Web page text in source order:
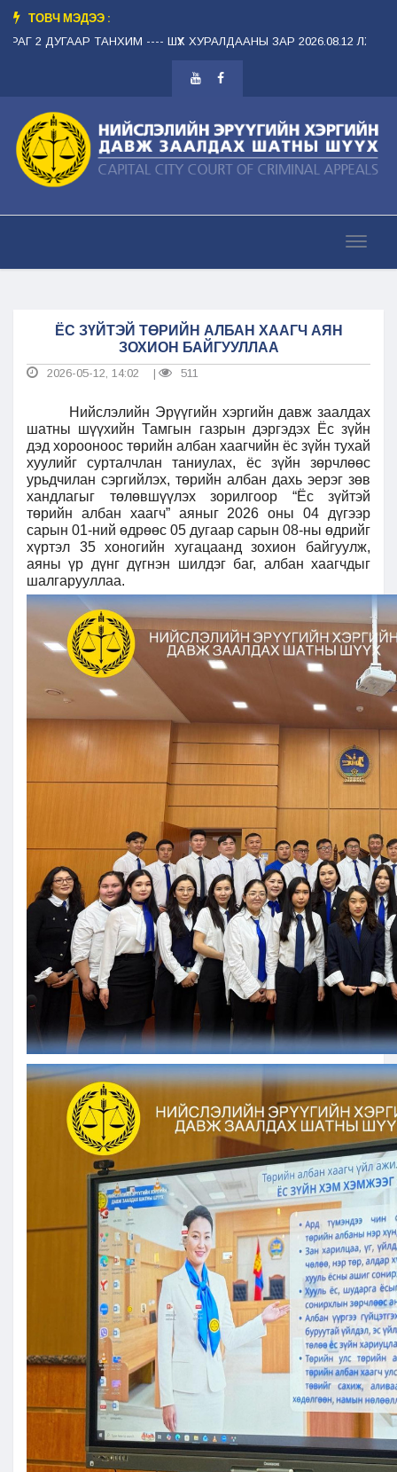
ТОВЧ МЭДЭЭ :
-- -- ШҮҮХ ХУРАЛДААНЫ ЗАР 2026.08.12 ЛХАГВА ГАРАГ 2 ДУГААР
ЁС ЗҮЙТЭЙ ТӨРИЙН АЛБАН ХААГЧ АЯН
ЗОХИОН БАЙГУУЛЛАА
2026-05-12, 14:02 | 511
Нийслэлийн Эрүүгийн хэргийн давж заалдах
шатны шүүхийн Тамгын газрын дэргэдэх Ёс зүйн
дэд хорооноос төрийн албан хаагчийн ёс зүйн тухай
хуулийг сурталчлан таниулах, ёс зүйн зөрчлөөс
урьдчилан сэргийлэх, төрийн албан дахь эерэг зөв
хандлагыг төлөвшүүлэх зорилгоор “Ёс зүйтэй
төрийн албан хаагч” аяныг 2026 оны 04 дүгээр
сарын 01-ний өдрөөс 05 дугаар сарын 08-ны өдрийг
хүртэл 35 хоногийн хугацаанд зохион байгуулж,
аяны үр дүнг дүгнэн шилдэг баг, албан хаагчдыг
шалгарууллаа.